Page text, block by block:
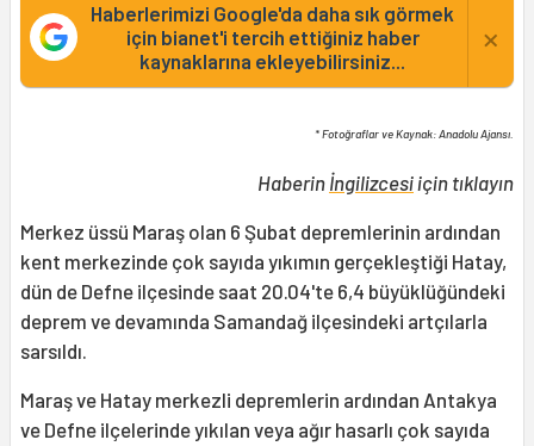
Haberlerimizi Google'da daha sık görmek
için bianet'i tercih ettiğiniz haber
kaynaklarına ekleyebilirsiniz...
×
* Fotoğraflar ve Kaynak: Anadolu Ajansı.
Haberin İngilizcesiiçin tıklayın
Merkez üssü Maraş olan 6 Şubat depremlerinin ardından
kent merkezinde çok sayıda yıkımın gerçekleştiği Hatay,
dün de Defne ilçesinde saat 20.04'te 6,4 büyüklüğündeki
deprem ve devamında Samandağ ilçesindeki artçılarla
sarsıldı.
Maraş ve Hatay merkezli depremlerin ardından Antakya
ve Defne ilçelerinde yıkılan veya ağır hasarlı çok sayıda